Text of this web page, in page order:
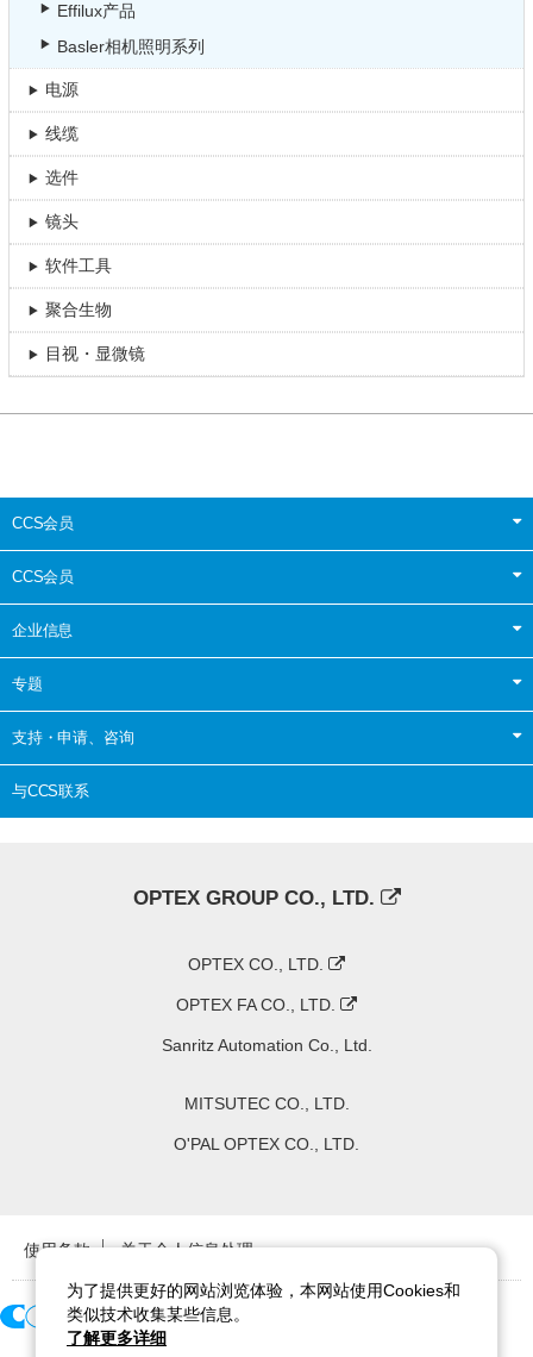
Effilux产品
Basler相机照明系列
电源
线缆
选件
镜头
软件工具
聚合生物
目视・显微镜
CCS会员
CCS会员
企业信息
专题
支持・申请、咨询
与CCS联系
OPTEX GROUP CO., LTD.
OPTEX CO., LTD.
OPTEX FA CO., LTD.
Sanritz Automation Co., Ltd.
MITSUTEC CO., LTD.
O'PAL OPTEX CO., LTD.
使用条款 关于个人信息处理
为了提供更好的网站浏览体验，本网站使用Cookies和
类似技术收集某些信息。
了解更多详细